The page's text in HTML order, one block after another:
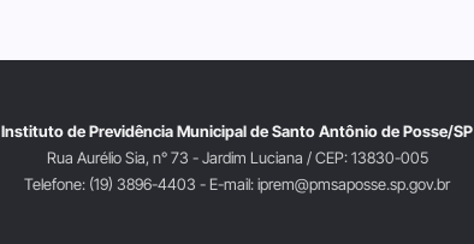
Instituto de Previdência Municipal de Santo Antônio de Posse/SP
Rua Aurélio Sia, n° 73 - Jardim Luciana / CEP: 13830-005
Telefone: (19) 3896-4403 - E-mail: iprem@pmsaposse.sp.gov.br